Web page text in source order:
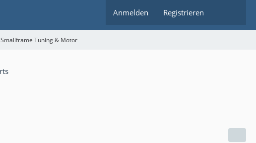
Anmelden Registrieren
Smallframe Tuning & Motor